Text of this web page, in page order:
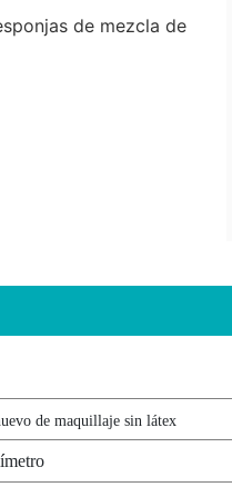
de maquillaje sin látex